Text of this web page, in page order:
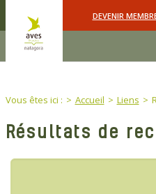
DEVENIR
You are here:
Vous êtes ici : Accueil Liens
Résultats de